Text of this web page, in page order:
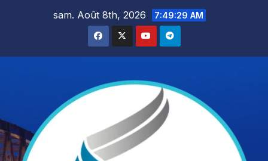
sam. Août 8th, 2026 7:49:30 AM